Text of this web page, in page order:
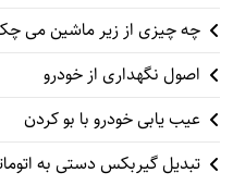
چه چیزی از زیر ماشین می
اصول نگهداری از خودرو
عیب یابی خودرو با بو کردن
تبدیل گیربکس دستی به